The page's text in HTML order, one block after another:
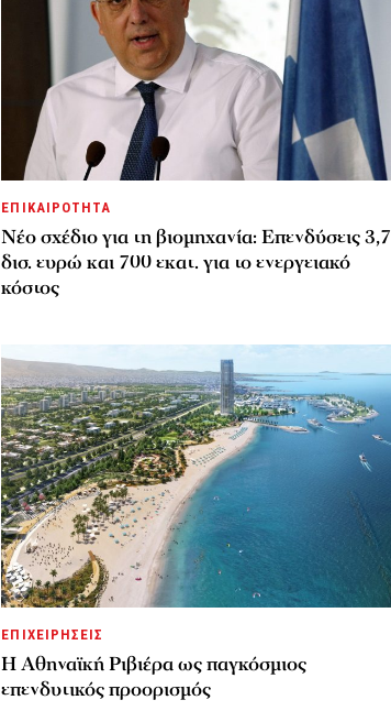
ΕΠΙΚΑΙΡΟΤΗΤΑ
Νέο σχέδιο για τη βιομηχανία: Επενδύσεις 3,7
δισ. ευρώ και 700 εκατ. για το ενεργειακό
κόστος
ΕΠΙΧΕΙΡΗΣΕΙΣ
Η Αθηναϊκή Ριβιέρα ως παγκόσμιος
επενδυτικός προορισμός